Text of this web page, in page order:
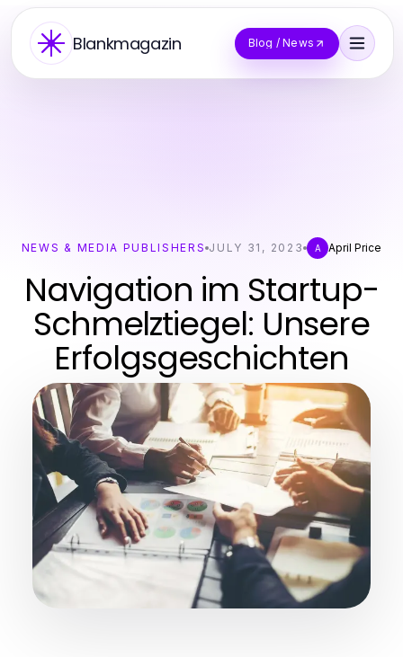
Blankmagazin Blog / News
NEWS & MEDIA PUBLISHERS JULY 31, 2023 A April Price
Navigation im Startup-
Schmelztiegel: Unsere
Erfolgsgeschichten